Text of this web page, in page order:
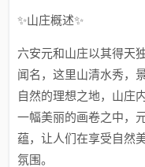
✨山庄概述✨
六安元和山庄以其得天
闻名，这里山清水秀，
自然的理想之地，山庄
一幅美丽的画卷之中，
蕴，让人们在享受自然
氛围。